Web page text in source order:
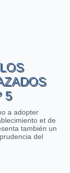
desplazados en la
5
a adopter
et de
también un
del